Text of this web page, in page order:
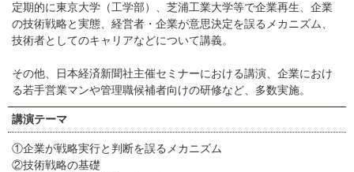
定期的に東京大学（工学部）、芝浦工業大学等で企業再生、企業
の技術戦略と実態、経営者・企業が意思決定を誤るメカニズム、
技術者としてのキャリアなどについて講義。
その他、日本経済新聞社主催セミナーにおける講演、企業におけ
る若手営業マンや管理職候補者向けの研修など、多数実施。
講演テーマ
①企業が戦略実行と判断を誤るメカニズム
②技術戦略の基礎